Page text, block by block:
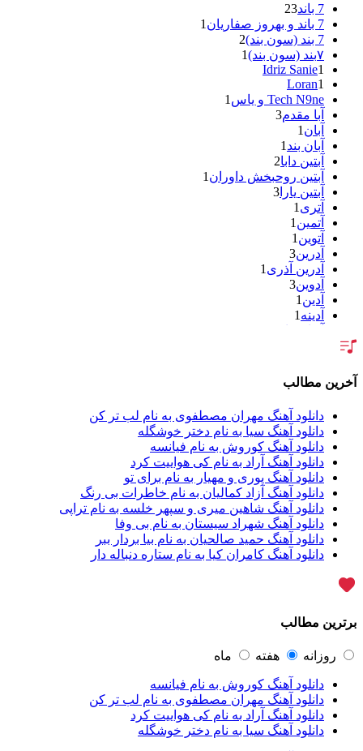
7 باند
23
7 باند و بهروز صفاریان
1
7 بند (سون بند)
2
۷بند (سون بند)
1
Idriz Sanie1
Loran1
Tech N9ne و یاس
1
آبا مقدم3
آبان 1
آبان بند 1
آبتین دابا2
آبتین روحبخش داوران 1
آبتین یارا 3
آتری 1
آتمین 1
آتوین 1
آدرین3
آدرین آذری 1
آدوین3
آدین 1
آدینه 1
آراد عباسی
آراز
آراز آرا
آراز المان2
آراز نصیری1
آراکو1
آراکوم3
آران2
آران براتی1
آران براتی و ایمان حمیدی1
آران، مُوِرس و وینتِرس1
آرپژ1
آرتا1
آرتان گادلی
آرتين شاهوران1
آرتین1
آرتین بهادری12
آرتین سلیمانی1
آردا1
آخرین مطالب
دانلود آهنگ مهران مصطفوی به نام لب تر کن
دانلود آهنگ سیا به نام دختر خوشگله
دانلود آهنگ کوروش به نام فیانسه
دانلود آهنگ آراد به نام کی هواییت کرد
دانلود آهنگ پوری و مهیار به نام برای تو
دانلود آهنگ آزاد کمالیان به نام خاطرات بی رنگ
دانلود آهنگ شاهین میری و سپهر خلسه به نام تراپی
دانلود آهنگ شهراد سیستان به نام بی وفا
دانلود آهنگ حمید صالحیان به نام بیا بردار ببر
دانلود آهنگ کامران کیا به نام ستاره دنباله دار
برترین مطالب
روزانه هفته ماه
دانلود آهنگ کوروش به نام فیانسه
دانلود آهنگ مهران مصطفوی به نام لب تر کن
دانلود آهنگ آراد به نام کی هواییت کرد
دانلود آهنگ سیا به نام دختر خوشگله